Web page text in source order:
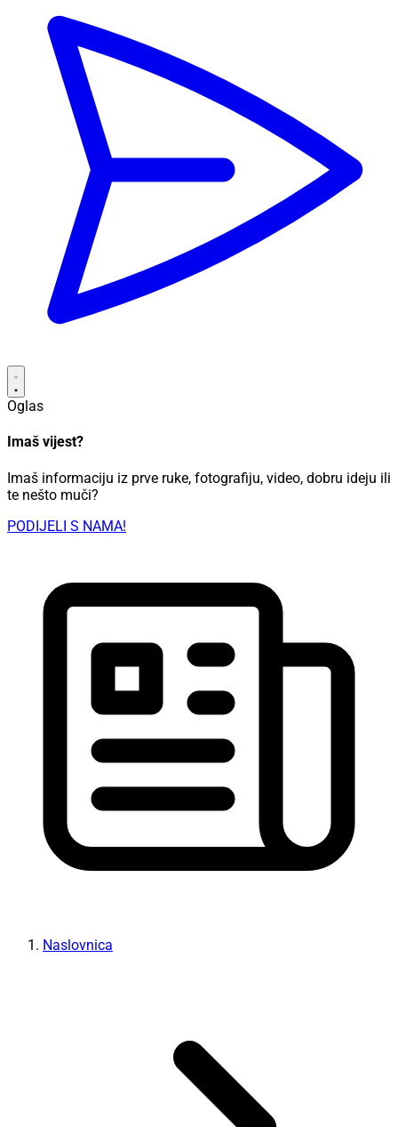
Oglas
Imaš vijest?
Imaš informaciju iz prve ruke, fotografiju, video, dobru ideju ili
te nešto muči?
PODIJELI S NAMA!
Naslovnica